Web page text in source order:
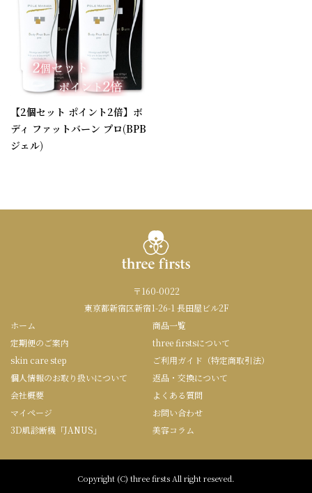
【2個セット ポイント2倍】ボ
ディ ファットバーン プロ(BPB
ジェル)
〒160-0022
東京都新宿区新宿1-26-1 長田屋ビル2F
ホーム
商品一覧
定期便のご案内
three firstsについて
skin care step
ご利用ガイド（特定商取引法）
個人情報のお取り扱いについて
返品・交換について
会社概要
よくある質問
マイページ
お問い合わせ
3D肌診断機「JANUS」
美容コラム
Copyright (C) three firsts All right reseved.